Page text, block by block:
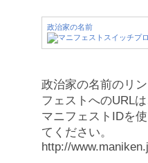
政治家の名前
政治家の名前のリ
フェストへのURLは
マニフェストIDを
てください。
http://